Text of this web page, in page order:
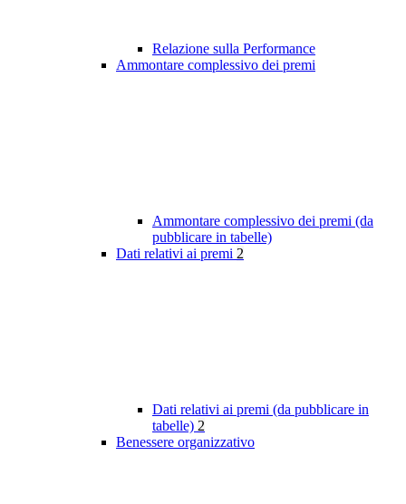
Relazione sulla Performance
Ammontare complessivo dei premi
Ammontare complessivo dei premi (da
pubblicare in tabelle)
Dati relativi ai premi 2
Dati relativi ai premi (da pubblicare in
tabelle) 2
Benessere organizzativo